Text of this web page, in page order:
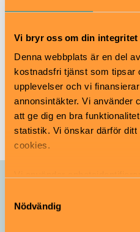
Vi bryr oss om din integritet
Denna webbplats är en del
kostnadsfri tjänst som tipsar
upplevelser och vi
annonsintäkter. Vi använder
att ge dig en bra
statistik. Vi önskar därför
cookies.
samt tillhandahålla
vidarebefordrar även
Nödvändig
Stortorget 2, Gamla stan
nobelprizemuseum.se/barn-
0853481800
Läs mer